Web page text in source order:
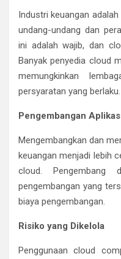
Industri keuangan
undang-undang dan
ini adalah wajib, dan
Banyak penyedia cloud
memungkinkan
persyaratan yang berlaku.
Pengembangan
Mengembangkan dan
keuangan menjadi lebih
cloud. Pengembang
pengembangan yang
biaya pengembangan.
Risiko yang Dikelola
Penggunaan cloud